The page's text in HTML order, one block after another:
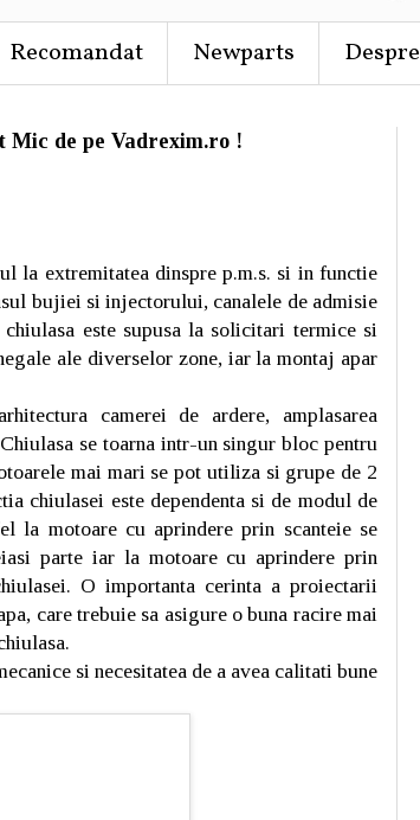
Recomandat Newparts Despre
Mic de pe Vadrexim.ro !
la extremitatea dinspre p.m.s. si in functie
bujiei si injectorului, canalele de admisie
este supusa la solicitari termice si
ale diverselor zone, iar la montaj apar
camerei de ardere, amplasarea
se toarna intr-un singur bloc pentru
mai mari se pot utiliza si grupe de 2
chiulasei este dependenta si de modul de
la motoare cu aprindere prin scanteie se
parte iar la motoare cu aprindere prin
O importanta cerinta a proiectarii
care trebuie sa asigure o buna racire mai
si necesitatea de a avea calitati bune